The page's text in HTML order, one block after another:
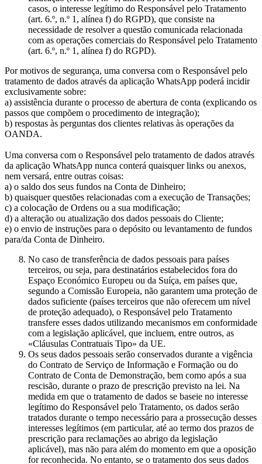
casos, o interesse legítimo do Responsável pelo Tratamento
(art. 6.º, n.º 1, alínea f) do RGPD), que consiste na
necessidade de resolver a questão comunicada relacionada
com as operações comerciais do Responsável pelo Tratamento
(art. 6.º, n.º 1, alínea f) do RGPD).
Por motivos de segurança, uma conversa com o Responsável pelo
tratamento de dados através da aplicação WhatsApp poderá incidir
exclusivamente sobre:
a) assistência durante o processo de abertura de conta (explicando os
passos que compõem o procedimento de integração);
b) respostas às perguntas dos clientes relativas às operações da
OANDA.
Uma conversa com o Responsável pelo tratamento de dados através
da aplicação WhatsApp nunca conterá quaisquer links ou anexos,
nem versará, entre outras coisas:
a) o saldo dos seus fundos na Conta de Dinheiro;
b) quaisquer questões relacionadas com a execução de Transações;
c) a colocação de Ordens ou a sua modificação;
d) a alteração ou atualização dos dados pessoais do Cliente;
e) o envio de instruções para o depósito ou levantamento de fundos
para/da Conta de Dinheiro.
No caso de transferência de dados pessoais para países
terceiros, ou seja, para destinatários estabelecidos fora do
Espaço Económico Europeu ou da Suíça, em países que,
segundo a Comissão Europeia, não garantem uma proteção de
dados suficiente (países terceiros que não oferecem um nível
de proteção adequado), o Responsável pelo Tratamento
transfere esses dados utilizando mecanismos em conformidade
com a legislação aplicável, que incluem, entre outros, as
«Cláusulas Contratuais Tipo» da UE.
Os seus dados pessoais serão conservados durante a vigência
do Contrato de Serviço de Informação e Formação ou do
Contrato de Conta de Demonstração, bem como após a sua
rescisão, durante o prazo de prescrição previsto na lei. Na
medida em que o tratamento de dados se baseie no interesse
legítimo do Responsável pelo Tratamento, os dados serão
tratados durante o tempo necessário para a prossecução desses
interesses legítimos (em particular, até ao termo dos prazos de
prescrição para reclamações ao abrigo da legislação
aplicável), mas não para além do momento em que a oposição
for reconhecida. No entanto, se o tratamento dos seus dados